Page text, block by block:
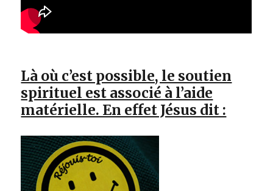
Là où c’est possible, le soutien
spirituel est associé à l’aide
matérielle. En effet Jésus dit :